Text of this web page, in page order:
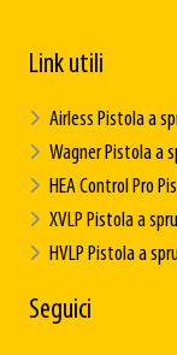
Link utili
Airless Pistola a
Wagner Pistola a
HEA Control Pro
XVLP Pistola a
HVLP Pistola a
Seguici